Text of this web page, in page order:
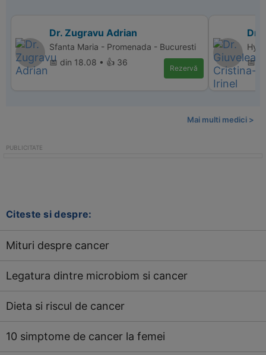
Dr. Zugravu Adrian
Sfanta Maria - Promenada - Bucuresti
📅 din 18.08 • 👍 36
Rezervă
Dr.
📅
Mai multi medici >
Citeste si despre:
Mituri despre cancer
Legatura dintre microbiom si cancer
Dieta si riscul de cancer
10 simptome de cancer la femei